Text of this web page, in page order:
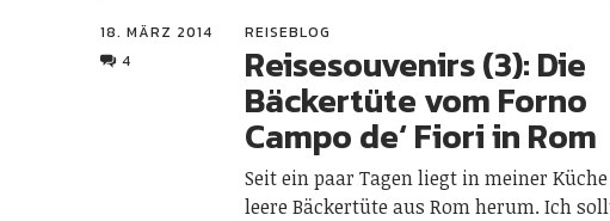
18. MÄRZ 2014
4
REISEBLOG
Reisesouvenirs (3): Die
Bäckertüte vom Forno
Campo de‘ Fiori in Rom
Seit ein paar Tagen liegt in meiner
leere Bäckertüte aus Rom herum. Ich